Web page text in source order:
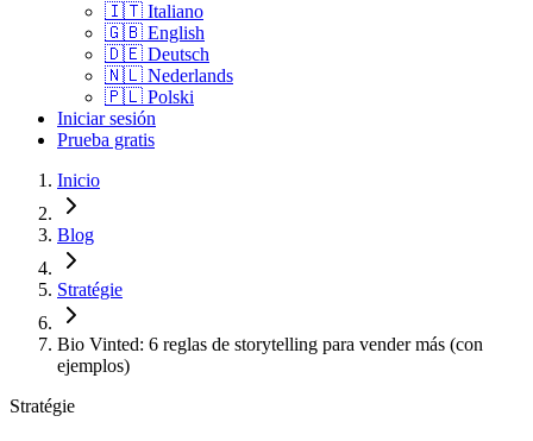
🇮🇹 Italiano
🇬🇧 English
🇩🇪 Deutsch
🇳🇱 Nederlands
🇵🇱 Polski
Iniciar sesión
Prueba gratis
Inicio
Blog
Stratégie
Bio Vinted: 6 reglas de storytelling para vender más (con
ejemplos)
Stratégie